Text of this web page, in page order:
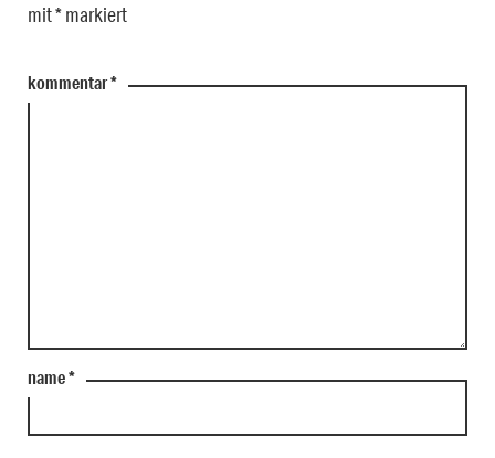
mit*markiert
kommentar*
name*